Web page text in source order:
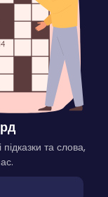
та слова,